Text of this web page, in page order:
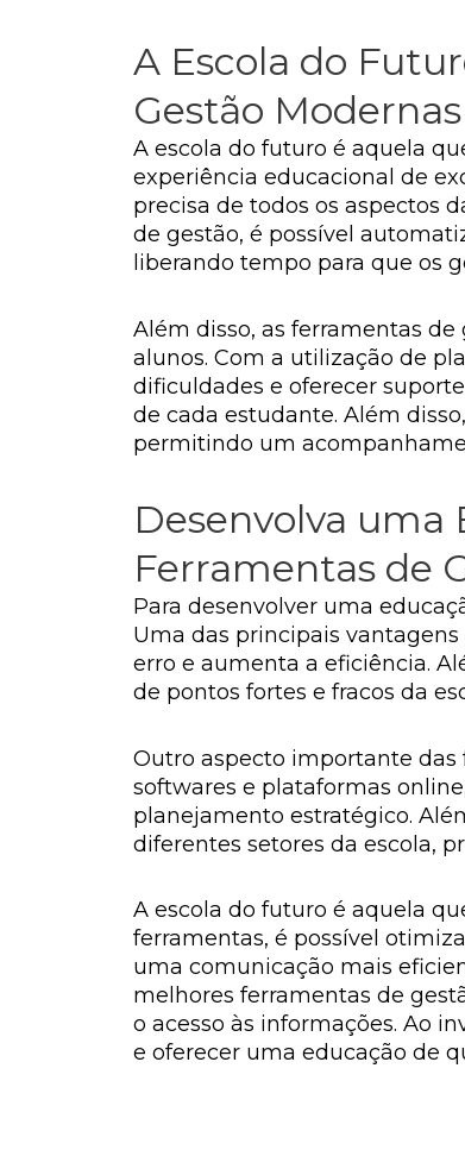
A Escola do
Gestão Modernas
A escola do futuro é aquela
experiência educacional de
precisa de todos os aspectos
de gestão, é possível
liberando tempo para que os
Além disso, as ferramentas
alunos. Com a utilização de
dificuldades e oferecer
de cada estudante. Além
permitindo um
Desenvolva uma
Ferramentas de
Para desenvolver uma
Uma das principais
erro e aumenta a eficiência.
de pontos fortes e fracos da
Outro aspecto importante das
softwares e plataformas
planejamento estratégico.
diferentes setores da escola,
A escola do futuro é aquela
ferramentas, é possível
uma comunicação mais
melhores ferramentas de
o acesso às informações. Ao
e oferecer uma educação de